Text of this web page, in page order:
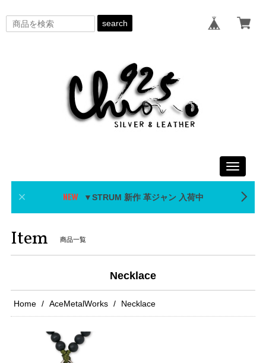
search
Toggle
▼STRUM 新作 革ジャン 入荷中
Item 商品一覧
Necklace
Home AceMetalWorks Necklace